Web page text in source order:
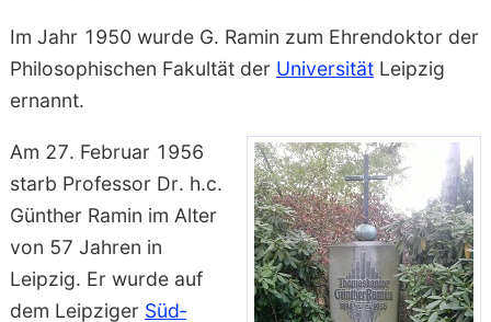
Im Jahr 1950 wurde G. Ramin zum Ehren­doktor der
Philosophischen Fakultät der UniversitätLeipzig
ernannt.
Am 27. Februar 1956
starb Professor Dr. h.c.
Günther Ramin im Alter
von 57 Jahren in
Leipzig. Er wurde auf
dem Leipziger Süd­